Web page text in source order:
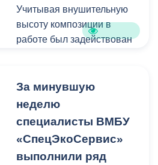
режим повышенной
готовности и
организовала комплекс
Учитывая внушительную
высоту композиции в
работе был задействован
Фигуру всадника и
Одновременно
коммунальщики привели в
За минувшую
неделю
специалисты ВМБУ
«СпецЭкоСервис»
выполнили ряд